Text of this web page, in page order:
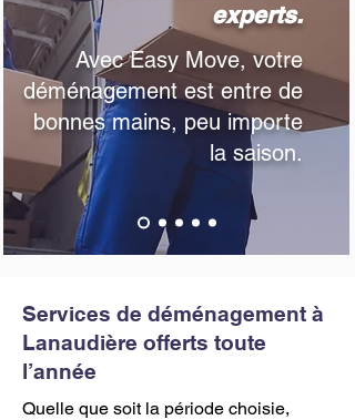
experts.
​Avec Easy Move, votre
déménagement est entre de
bonnes mains, peu importe
la saison.
Services de déménagement à
Lanaudière offerts toute
l’année
Quelle que soit la période choisie,